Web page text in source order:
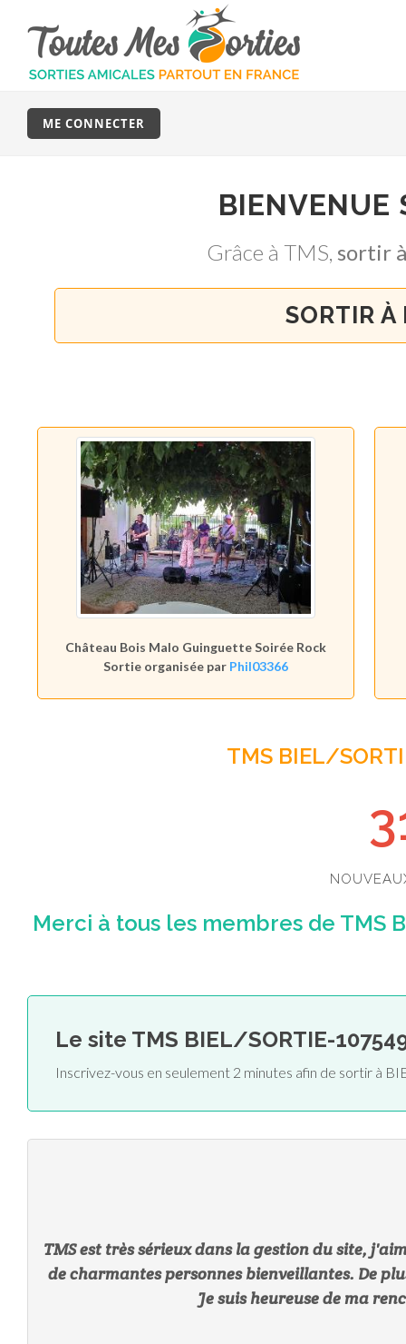
ME CONNECTER
BIENVENUE
Grâce à TMS, sortir
SORTIR
Château Bois Malo Guinguette Soirée Rock
Sortie organisée par Phil03366
TMS BIEL/
Merci à tous les membres de TMS
Le site TMS BIEL/SORTIE-
Inscrivez-vous en seulement 2 minutes afin de sortir à
TMS est très sérieux dans la gestion du site,
de charmantes personnes bienveillantes. De
Je suis heureuse de ma